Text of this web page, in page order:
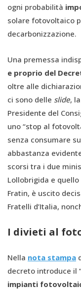
ogni probabilità
solare fotovoltaico
decarbonizzazione.
Una premessa
e proprio del
oltre alle
ci sono delle slide,
Presidente del
uno “stop al
senza consumare
abbastanza
scorsi tra i due
Lollobrigida e
Fratin, è uscito
Fratelli d’Italia,
I divieti al
Nella nota stampa
decreto introduce il
impianti